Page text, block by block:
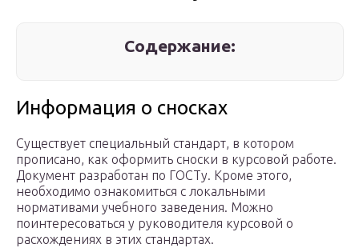
Содержание:
Информация о сносках
Существует специальный стандарт, в котором
прописано, как оформить сноски в курсовой работе.
Документ разработан по ГОСТу. Кроме этого,
необходимо ознакомиться с локальными
нормативами учебного заведения. Можно
поинтересоваться у руководителя курсовой о
расхождениях в этих стандартах.